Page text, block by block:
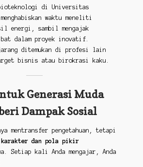
bioteknologi di Universitas
waktu meneliti
energi, sambil mengajak
dalam proyek inovatif.
ditemukan di profesi lain
bisnis atau birokrasi kaku.
Generasi Muda
Dampak Sosial
mentransfer pengetahuan, tetapi
karakter dan pola pikir
Setiap kali Anda mengajar, Anda